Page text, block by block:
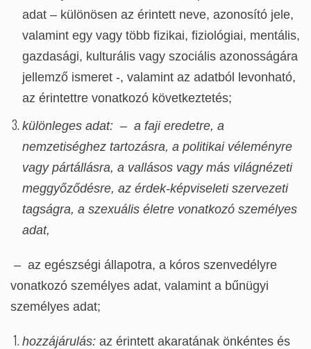
adat – különösen az érintett neve, azonosító jele,
valamint egy vagy több fizikai, fiziológiai, mentális,
gazdasági, kulturális vagy szociális azonosságára
jellemző ismeret -, valamint az adatból levonható,
az érintettre vonatkozó következtetés;
különleges adat: – a faji eredetre, a
nemzetiséghez tartozásra, a politikai véleményre
vagy pártállásra, a vallásos vagy más világnézeti
meggyőződésre, az érdek-képviseleti szervezeti
tagságra, a szexuális életre vonatkozó személyes
adat,
– az egészségi állapotra, a kóros szenvedélyre
vonatkozó személyes adat, valamint a bűnügyi
személyes adat;
hozzájárulás: az érintett akaratának önkéntes és